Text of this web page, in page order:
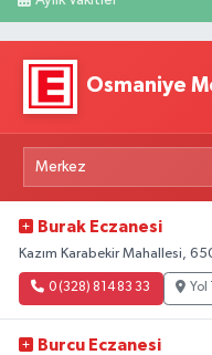
Osmaniye
Burak Eczanesi
Kazım Karabekir Mahallesi,
0 (328) 814 83 33 Yol
Burcu Eczanesi